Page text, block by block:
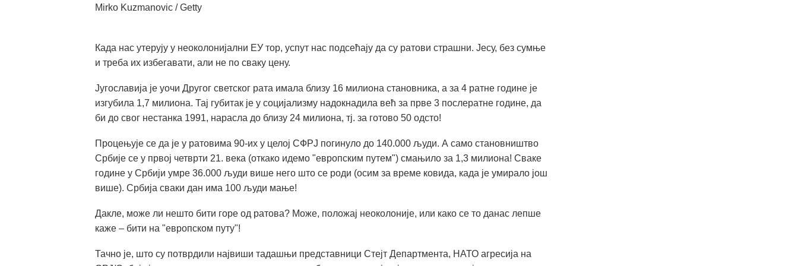
Mirko Kuzmanovic / Getty
Када нас утерују у неоколонијални ЕУ тор, успут нас подсећају да су ратови страшни. Јесу, без сумње
и треба их избегавати, али не по сваку цену.
Југославија је уочи Другог светског рата имала близу 16 милиона становника, а за 4 ратне године је
изгубила 1,7 милиона. Тај губитак је у социјализму надокнадила већ за прве 3 послератне године, да
би до свог нестанка 1991, нарасла до близу 24 милиона, тј. за готово 50 одсто!
Процењује се да је у ратовима 90-их у целој СФРЈ погинуло до 140.000 људи. А само становништво
Србије се у првој четврти 21. века (откако идемо "европским путем") смањило за 1,3 милиона! Сваке
године у Србији умре 36.000 људи више него што се роди (осим за време ковида, када је умирало још
више). Србија сваки дан има 100 људи мање!
Дакле, може ли нешто бити горе од ратова? Може, положај неоколоније, или како се то данас лепше
каже – бити на "европском путу"!
Тачно је, што су потврдили највиши тадашњи представници Стејт Департмента, НАТО агресија на